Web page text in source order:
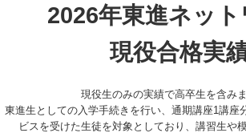
2026年東進ネット
現役合格実
現役生のみの実績で高卒生を含みま
東進生としての入学手続きを行い、通期講座1講座
ビスを受けた生徒を対象としており、講習生や